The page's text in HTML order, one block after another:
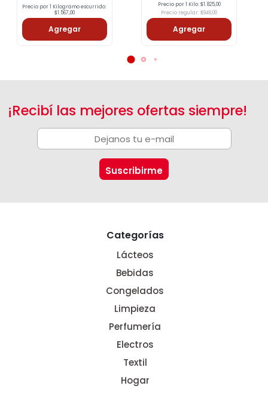
Precio por 1 Kilogramo escurrido:
$1.567,00
Agregar
Precio por 1 Kilo: $1.825,00
Precio regular: $949,00
Agregar
¡Recibí las mejores ofertas siempre!
Categorías
Lácteos
Bebidas
Congelados
Limpieza
Perfumería
Electros
Textil
Hogar